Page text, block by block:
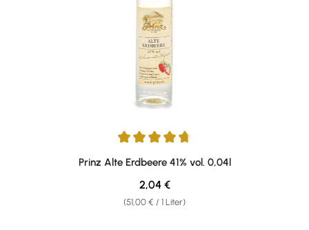
Durchschnittliche Bewertung von 4.67 von 5 Sternen
Prinz Alte Erdbeere 41% vol. 0,04l
(51,00 € / 1 Liter)
Regulärer Preis:
2,04 €